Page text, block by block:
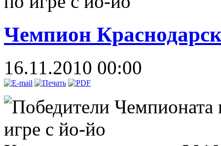
Чемпион
16.11.2010 00:00